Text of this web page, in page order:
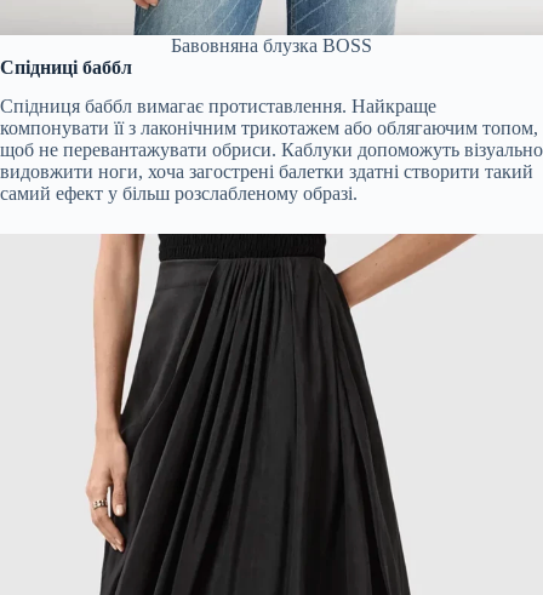
Бавовняна блузка BOSS
Спідниці баббл
Спідниця баббл вимагає протиставлення. Найкраще
компонувати її з лаконічним трикотажем або облягаючим топом,
щоб не перевантажувати обриси. Каблуки допоможуть візуально
видовжити ноги, хоча загострені балетки здатні створити такий
самий ефект у більш розслабленому образі.